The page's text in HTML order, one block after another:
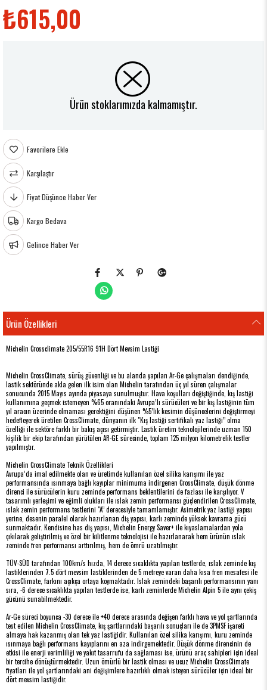
₺615,00
Ürün stoklarımızda kalmamıştır.
Favorilere Ekle
Karşılaştır
Fiyat Düşünce Haber Ver
Kargo Bedava
Gelince Haber Ver
Ürün Özellikleri
Michelin Crossclimate 205/55R16 91H Dört Mevsim Lastiği
Michelin CrossClimate, sürüş güvenliği ve bu alanda yapılan Ar-Ge çalışmaları dendiğinde,
lastik sektöründe akla gelen ilk isim olan Michelin tarafından üç yıl süren çalışmalar
sonucunda 2015 Mayıs ayında piyasaya sunulmuştur. Hava koşulları değiştiğinde, kış lastiği
kullanımına geçmek istemeyen %65 oranındaki Avrupa’lı sürücüleri ve bir kış lastiğinin tüm
yıl aracın üzerinde olmaması gerektiğini düşünen %5’lik kesimin düşüncelerini değiştirmeyi
hedefleyerek üretilen CrossClimate, dünyanın ilk "Kış lastiği sertifikalı yaz lastiği” olma
özelliği ile sektöre farklı bir bakış açısı getirmiştir. Lastik üretim teknolojilerinde uzman 150
kişilik bir ekip tarafından yürütülen AR-GE sürecinde, toplam 125 milyon kilometrelik testler
yapılmıştır.
Michelin CrossClimate Teknik Özellikleri
Avrupa’da imal edilmekte olan ve üretimde kullanılan özel silika karışımı ile yaz
performansında ısınmaya bağlı kayıplar minimuma indirgenen CrossClimate, düşük dönme
direnci ile sürücülerin kuru zeminde performans beklentilerini de fazlası ile karşılıyor. V
tasarımlı yerleşimi ve eğimli olukları ile ıslak zemin performansı güçlendirilen CrossClimate,
ıslak zemin performans testlerini "A” derecesiyle tamamlamıştır. Asimetrik yaz lastiği yapısı
yerine, desenin paralel olarak hazırlanan diş yapısı, karlı zeminde yüksek kavrama gücü
sunmaktadır. Kendisine has diş yapısı, Michelin Energy Saver+ ile kıyaslamalardan yola
çıkılarak geliştirilmiş ve özel bir kilitlenme teknolojisi ile hazırlanarak hem ürünün ıslak
zeminde fren performansı arttırılmış, hem de ömrü uzatılmıştır.
TÜV-SÜD tarafından 100km/s hızda, 14 derece sıcaklıkta yapılan testlerde, ıslak zeminde kış
lastiklerinden 7.5 dört mevsim lastiklerinden de 5 metreye varan daha kısa fren mesafesi ile
CrossClimate, farkını açıkça ortaya koymaktadır. Islak zemindeki başarılı performansının yanı
sıra, -6 derece sıcaklıkta yapılan testlerde ise, karlı zeminlerde Michelin Alpin 5 ile aynı çekiş
gücünü sunabilmektedir.
Ar-Ge süreci boyunca -30 derece ile +40 derece arasında değişen farklı hava ve yol şartlarında
test edilen Michelin CrossClimate, kış şartlarındaki başarılı sonuçları ile de 3PMSF işareti
almaya hak kazanmış olan tek yaz lastiğidir. Kullanılan özel silika karışımı, kuru zeminde
ısınmaya bağlı performans kayıplarını en aza indirgemektedir. Düşük dönme direncinin de
etkisi ile enerji verimliliği ve yakıt tasarrufu da sağlaması ise, ürünü araç sahipleri için ideal
bir tercihe dönüştürmektedir. Uzun ömürlü bir lastik olması ve ucuz Michelin CrossClimate
fiyatları ile yol şartlarındaki ani değişimlere hazırlıklı olmak isteyen sürücüler için ideal bir
dört mevsim lastiğidir.